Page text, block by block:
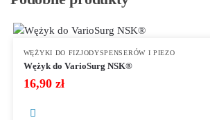
WĘŻYKI DO FIZJODYSPENSERÓW I PIEZO
Wężyk do VarioSurg NSK®
16,90 zł